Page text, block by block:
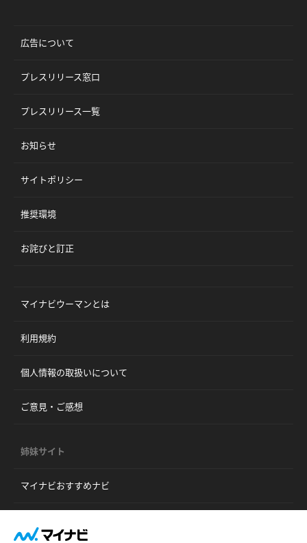
広告について
プレスリリース窓口
プレスリリース一覧
お知らせ
サイトポリシー
推奨環境
お詫びと訂正
マイナビウーマンとは
利用規約
個人情報の取扱いについて
ご意見・ご感想
姉妹サイト
マイナビおすすめナビ